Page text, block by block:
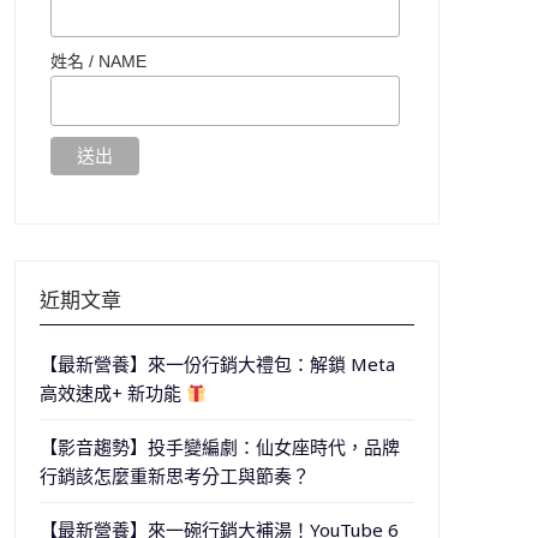
姓名 / NAME
近期文章
【最新營養】來一份行銷大禮包：解鎖 Meta
高效速成+ 新功能
【影音趨勢】投手變編劇：仙女座時代，品牌
行銷該怎麼重新思考分工與節奏？
【最新營養】來一碗行銷大補湯！YouTube 6